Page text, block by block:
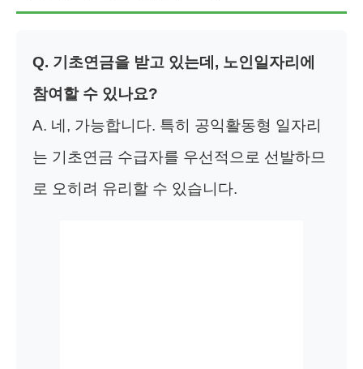
Q. 기초연금을 받고 있는데, 노인일자리에
참여할 수 있나요?
A. 네, 가능합니다. 특히 공익활동형 일자리
는 기초연금 수급자를 우선적으로 선발하므
로 오히려 유리할 수 있습니다.